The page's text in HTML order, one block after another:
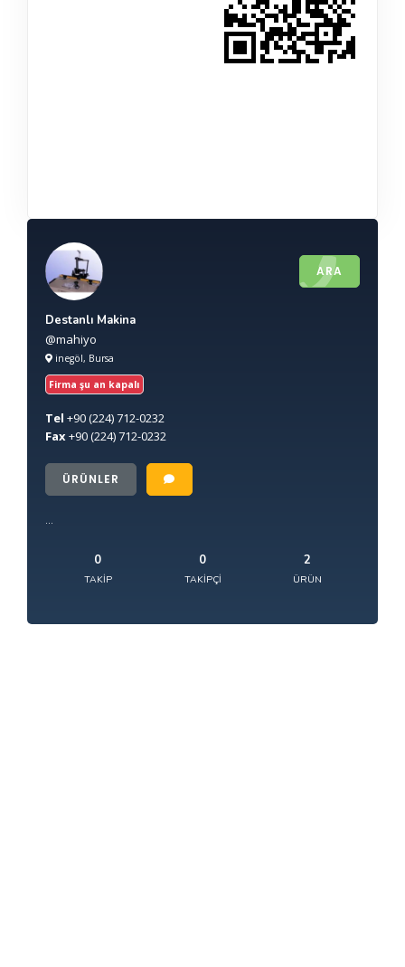
ARA
Destanlı Makina
@mahiyo
inegöl, Bursa
Firma şu an kapalı
Tel +90(224) 712-0232
Fax+90(224) 712-0232
ÜRÜNLER
0
TAKIP
0
TAKIPÇI
2
ÜRÜN